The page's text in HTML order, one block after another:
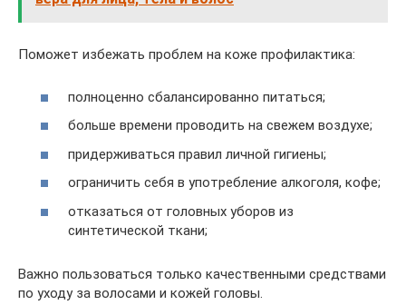
Поможет избежать проблем на коже профилактика:
полноценно сбалансированно питаться;
больше времени проводить на свежем воздухе;
придерживаться правил личной гигиены;
ограничить себя в употребление алкоголя, кофе;
отказаться от головных уборов из
синтетической ткани;
Важно пользоваться только качественными средствами
по уходу за волосами и кожей головы.